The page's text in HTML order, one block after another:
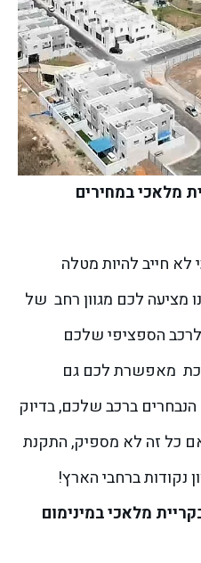
מלאכי במחירים
לא חייב להיות מטלה
מציעה לכם מגוון רחב של
הספציפי שלכם
מאפשרת לכם גם
הנבחרים ברכב שלכם, בדיוק
כל זה לא מספיק, התקנת
נקודות ברחבי הארץ!
מלאכי במינימום